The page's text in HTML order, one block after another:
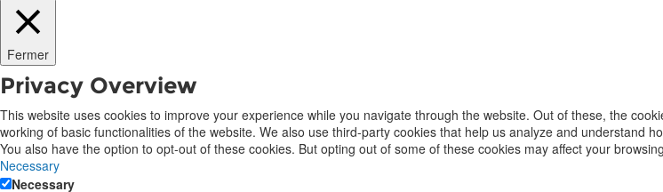
Fermer
Privacy Overview
This website uses cookies to improve your experience while you navigate through the website. Out of these, the
working of basic functionalities of the website. We also use third-party cookies that help us analyze and understand
You also have the option to opt-out of these cookies. But opting out of some of these cookies may affect your
Necessary
Necessary